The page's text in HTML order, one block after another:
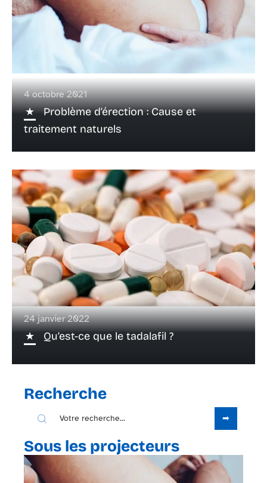
4 octobre 2021
Problème d’érection : Cause et
traitement naturels
24 janvier 2022
Qu’est-ce que le tadalafil ?
Recherche
Sous les projecteurs